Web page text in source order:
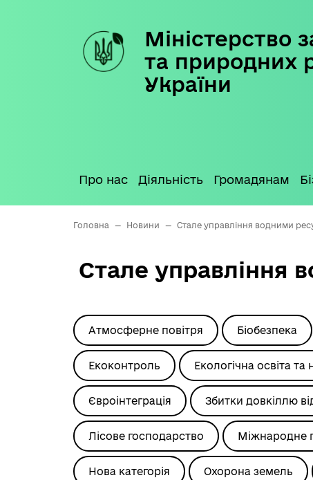
Міністерство
та природних
України
Про нас Діяльність Громадянам
Головна — Новини — Стале управління водними
Стале управління
Атмосферне повітря Біобезпека
Екоконтроль Екологічна освіта та
Євроінтеграція Збитки довкіллю
Лісове господарство Міжнародне
Нова категорія Охорона земель